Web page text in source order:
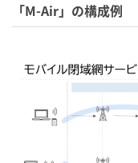
「M-Air」の構成例